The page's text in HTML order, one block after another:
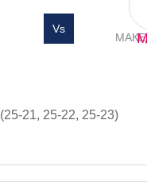
Vs
(25-21, 25-22, 25-23)